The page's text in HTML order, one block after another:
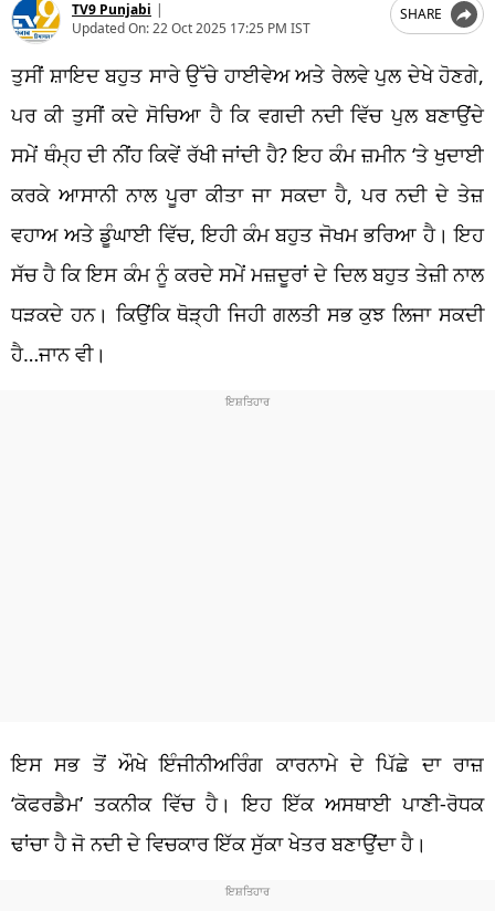
TV9 Punjabi |
Updated On:22 Oct 2025 17:25 PM IST
SHARE
ਤੁਸੀਂ ਸ਼ਾਇਦ ਬਹੁਤ ਸਾਰੇ ਉੱਚੇ ਹਾਈਵੇਅ ਅਤੇ ਰੇਲਵੇ ਪੁਲ ਦੇਖੇ ਹੋਣਗੇ,
ਪਰ ਕੀ ਤੁਸੀਂ ਕਦੇ ਸੋਚਿਆ ਹੈ ਕਿ ਵਗਦੀ ਨਦੀ ਵਿੱਚ ਪੁਲ ਬਣਾਉਂਦੇ
ਸਮੇਂ ਥੰਮ੍ਹ ਦੀ ਨੀਂਹ ਕਿਵੇਂ ਰੱਖੀ ਜਾਂਦੀ ਹੈ? ਇਹ ਕੰਮ ਜ਼ਮੀਨ ‘ਤੇ ਖੁਦਾਈ
ਕਰਕੇ ਆਸਾਨੀ ਨਾਲ ਪੂਰਾ ਕੀਤਾ ਜਾ ਸਕਦਾ ਹੈ, ਪਰ ਨਦੀ ਦੇ ਤੇਜ਼
ਵਹਾਅ ਅਤੇ ਡੂੰਘਾਈ ਵਿੱਚ, ਇਹੀ ਕੰਮ ਬਹੁਤ ਜੋਖਮ ਭਰਿਆ ਹੈ। ਇਹ
ਸੱਚ ਹੈ ਕਿ ਇਸ ਕੰਮ ਨੂੰ ਕਰਦੇ ਸਮੇਂ ਮਜ਼ਦੂਰਾਂ ਦੇ ਦਿਲ ਬਹੁਤ ਤੇਜ਼ੀ ਨਾਲ
ਧੜਕਦੇ ਹਨ। ਕਿਉਂਕਿ ਥੋੜ੍ਹੀ ਜਿਹੀ ਗਲਤੀ ਸਭ ਕੁਝ ਲਿਜਾ ਸਕਦੀ
ਹੈ…ਜਾਨ ਵੀ।
ਇਸ ਸਭ ਤੋਂ ਔਖੇ ਇੰਜੀਨੀਅਰਿੰਗ ਕਾਰਨਾਮੇ ਦੇ ਪਿੱਛੇ ਦਾ ਰਾਜ਼
‘ਕੋਫਰਡੈਮ’ ਤਕਨੀਕ ਵਿੱਚ ਹੈ। ਇਹ ਇੱਕ ਅਸਥਾਈ ਪਾਣੀ-ਰੋਧਕ
ਢਾਂਚਾ ਹੈ ਜੋ ਨਦੀ ਦੇ ਵਿਚਕਾਰ ਇੱਕ ਸੁੱਕਾ ਖੇਤਰ ਬਣਾਉਂਦਾ ਹੈ।